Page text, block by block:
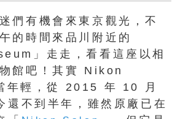
們有機會來東京觀光，不
的時間來品川附近的
」走走，看看這座以相
館吧！其實 Nikon
年輕，從 2015 年 10 月
還不到半年，雖然原廠已在